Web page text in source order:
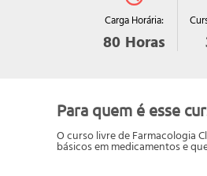
Carga Horária:
80 Horas
Para quem é esse
O curso livre de Farmacologia
básicos em medicamentos e